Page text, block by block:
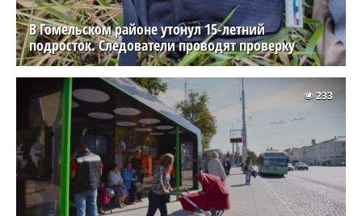
В Гомельском районе утонул 15-летний
подросток. Следователи проводят проверку
233